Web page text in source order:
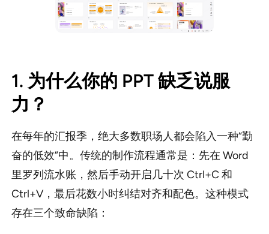
1. 为什么你的 PPT 缺乏说服
力？
在每年的汇报季，绝大多数职场人都会陷入一种“勤
奋的低效”中。传统的制作流程通常是：先在 Word
里罗列流水账，然后手动开启几十次 Ctrl+C 和
Ctrl+V，最后花数小时纠结对齐和配色。这种模式
存在三个致命缺陷：